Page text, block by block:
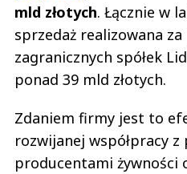
mld złotych. Łącznie w
sprzedaż realizowana
zagranicznych spółek
ponad 39 mld złotych.
Zdaniem firmy jest to
rozwijanej współpracy
producentami żywności